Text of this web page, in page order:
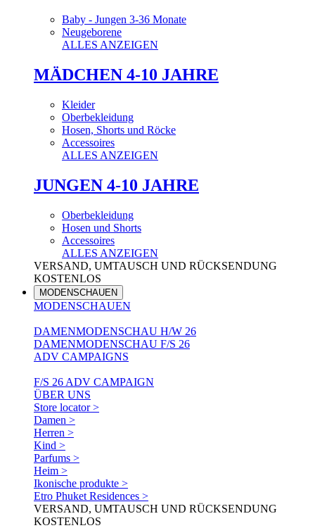
Baby - Jungen 3-36 Monate
Neugeborene
ALLES ANZEIGEN
MÄDCHEN 4-10 JAHRE
Kleider
Oberbekleidung
Hosen, Shorts und Röcke
Accessoires
ALLES ANZEIGEN
JUNGEN 4-10 JAHRE
Oberbekleidung
Hosen und Shorts
Accessoires
ALLES ANZEIGEN
VERSAND, UMTAUSCH UND RÜCKSENDUNG
KOSTENLOS
MODENSCHAUEN
MODENSCHAUEN
DAMENMODENSCHAU H/W 26
DAMENMODENSCHAU F/S 26
ADV CAMPAIGNS
F/S 26 ADV CAMPAIGN
ÜBER UNS
Store locator >
Damen >
Herren >
Kind >
Parfums >
Heim >
Ikonische produkte >
Etro Phuket Residences >
VERSAND, UMTAUSCH UND RÜCKSENDUNG
KOSTENLOS